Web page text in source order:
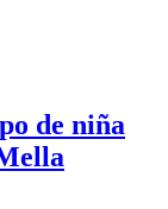
de niña